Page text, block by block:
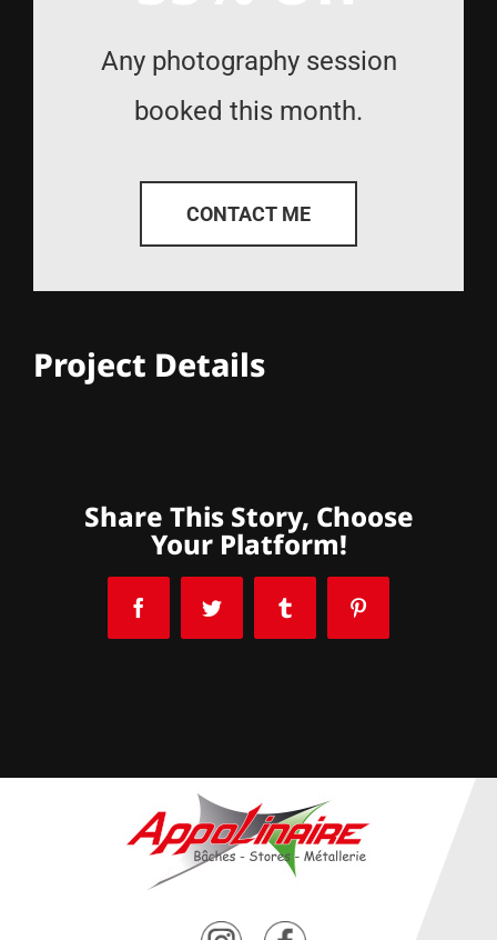
Any photography session
booked this month.
CONTACT ME
Project Details
Share This Story, Choose
Your Platform!
FacebookTwitter Tumblr Pinterest